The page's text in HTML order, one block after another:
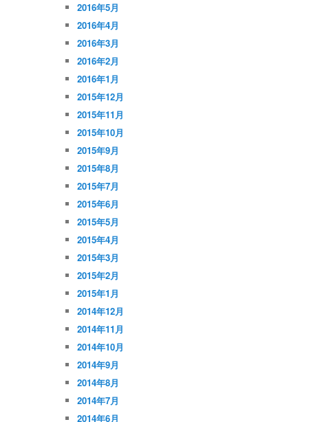
2016年5月
2016年4月
2016年3月
2016年2月
2016年1月
2015年12月
2015年11月
2015年10月
2015年9月
2015年8月
2015年7月
2015年6月
2015年5月
2015年4月
2015年3月
2015年2月
2015年1月
2014年12月
2014年11月
2014年10月
2014年9月
2014年8月
2014年7月
2014年6月